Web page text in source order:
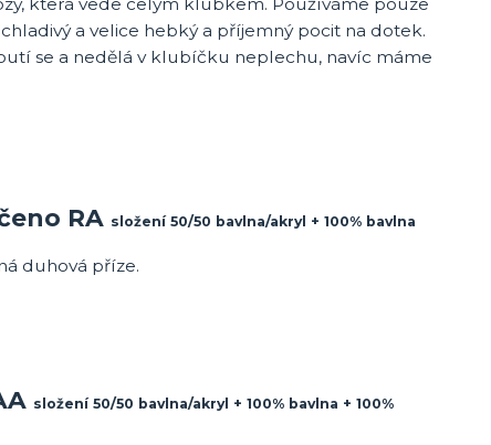
a velice hebký a příjemný pocit na dotek.
se a nedělá v klubíčku neplechu, navíc máme
RA složení 50/50 bavlna/akryl + 100% bavlna
duhová příze.
složení 50/50 bavlna/akryl + 100% bavlna + 100%